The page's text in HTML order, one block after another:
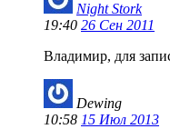
Night Stork
19:40 26 Сен 2011
Владимир, для
Dewing
10:58 15 Июл 2013